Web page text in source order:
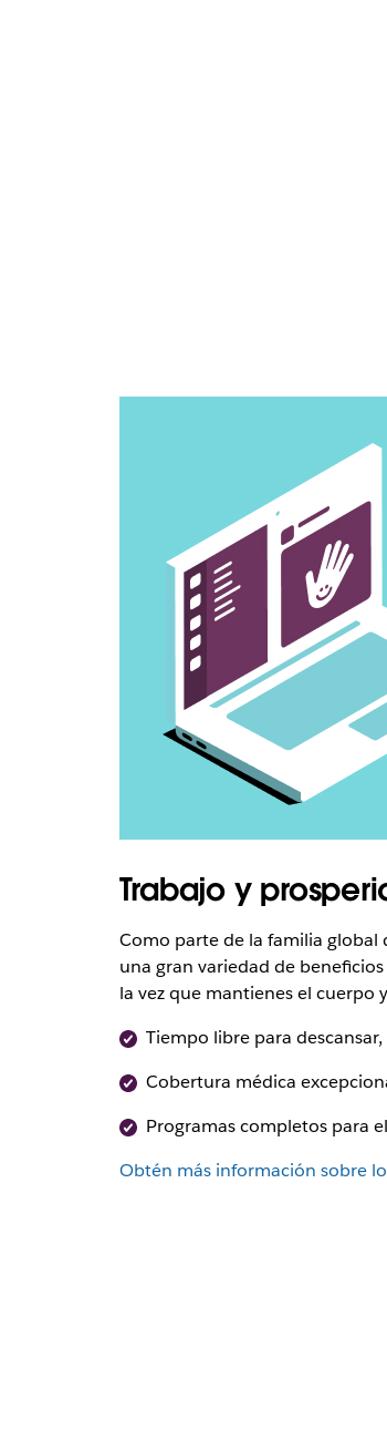
Trabajo y
Como parte de la familia global
una gran variedad de
la vez que mantienes el cuerpo
Tiempo libre para
Cobertura médica
Programas completos para
Obtén más información sobre